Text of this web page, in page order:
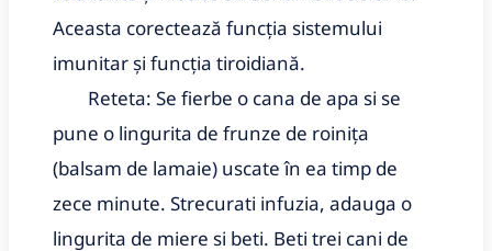
Aceasta corectează funcția sistemului
imunitar și funcția tiroidiană.
Reteta: Se fierbe o cana de apa si se
pune o lingurita de frunze de roinița
(balsam de lamaie) uscate în ea timp de
zece minute. Strecurati infuzia, adauga o
lingurita de miere si beti. Beti trei cani de